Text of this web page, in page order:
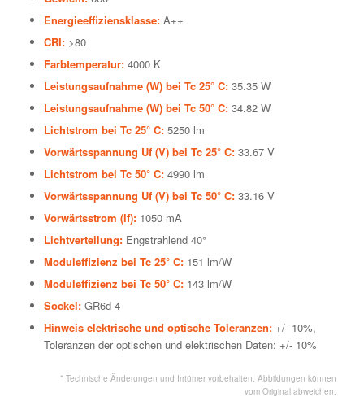
Energieeffiziensklasse: A++
CRI: >80
Farbtemperatur: 4000 K
Leistungsaufnahme (W) bei Tc 25° C: 35.35 W
Leistungsaufnahme (W) bei Tc 50° C: 34.82 W
Lichtstrom bei Tc 25° C: 5250 lm
Vorwärtsspannung Uf (V) bei Tc 25° C: 33.67 V
Lichtstrom bei Tc 50° C: 4990 lm
Vorwärtsspannung Uf (V) bei Tc 50° C: 33.16 V
Vorwärtsstrom (lf): 1050 mA
Lichtverteilung: Engstrahlend 40°
Moduleffizienz bei Tc 25° C: 151 lm/W
Moduleffizienz bei Tc 50° C: 143 lm/W
Sockel: GR6d-4
Hinweis elektrische und optische Toleranzen: +/- 10%,
Toleranzen der optischen und elektrischen Daten: +/- 10%
* Technische Änderungen und Irrtümer vorbehalten. Abbildungen können
vom Original abweichen.